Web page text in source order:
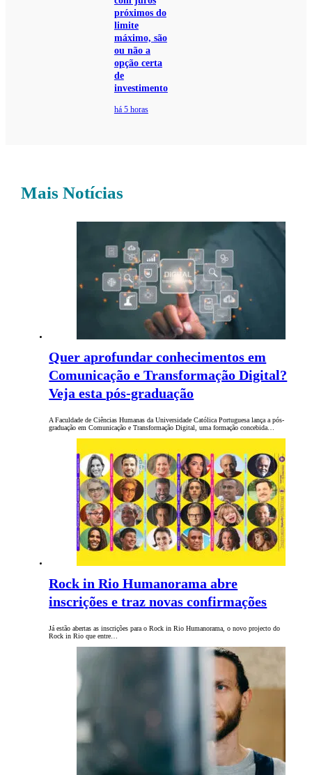
próximos do
limite
máximo, são
ou não a
opção certa
de
investimento
há 5 horas
Mais Notícias
Quer aprofundar conhecimentos em
Comunicação e Transformação Digital?
Veja esta pós-graduação
A Faculdade de Ciências Humanas da Universidade Católica Portuguesa lança a pós-
graduação em Comunicação e Transformação Digital, uma formação concebida…
Rock in Rio Humanorama abre
inscrições e traz novas confirmações
Já estão abertas as inscrições para o Rock in Rio Humanorama, o novo projecto do
Rock in Rio que entre…